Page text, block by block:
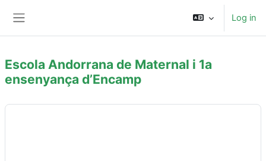
Log in
Escola Andorrana de Maternal i 1a
ensenyança d’Encamp
Main content blocks